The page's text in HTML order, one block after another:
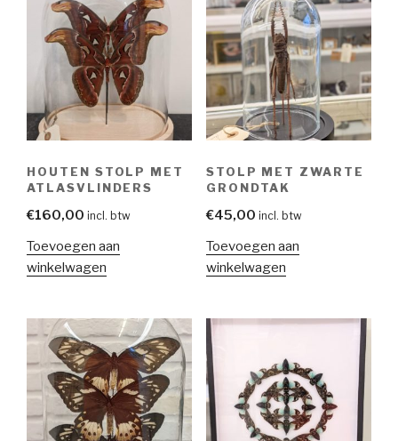
HOUTEN STOLP MET
ATLASVLINDERS
€160,00 incl. btw
Toevoegen aan
winkelwagen
STOLP MET ZWARTE
GRONDTAK
€45,00 incl. btw
Toevoegen aan
winkelwagen